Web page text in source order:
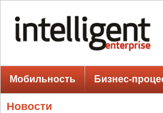
Мобильность Бизнес-
Новости